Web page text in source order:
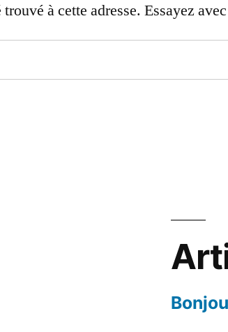
à cette adresse. Essayez